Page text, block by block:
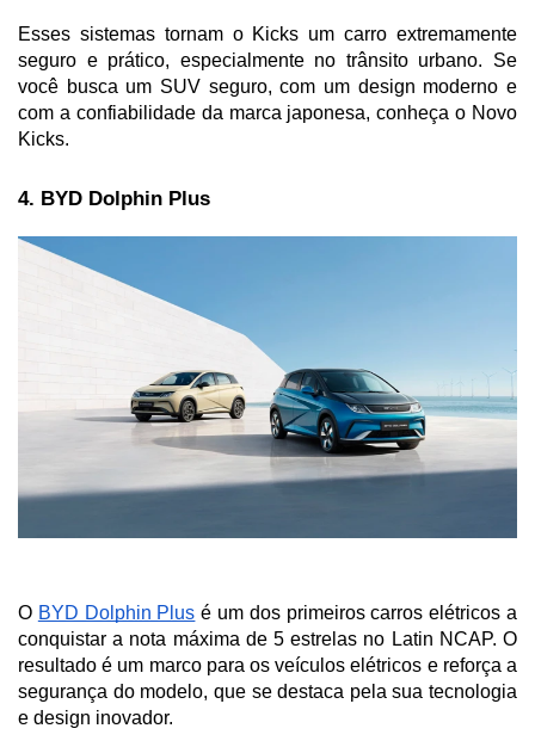
Esses sistemas tornam o Kicks um carro extremamente
seguro e prático, especialmente no trânsito urbano. Se
você busca um SUV seguro, com um design moderno e
com a confiabilidade da marca japonesa, conheça o Novo
Kicks.
4. BYD Dolphin Plus
O BYD Dolphin Plus é um dos primeiros carros elétricos a
conquistar a nota máxima de 5 estrelas no Latin NCAP. O
resultado é um marco para os veículos elétricos e reforça a
segurança do modelo, que se destaca pela sua tecnologia
e design inovador.